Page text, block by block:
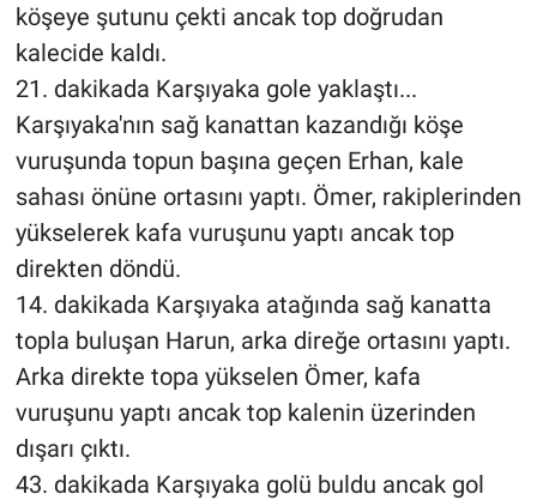
köşeye şutunu çekti ancak top doğrudan
kalecide kaldı.
21. dakikada Karşıyaka gole yaklaştı...
Karşıyaka'nın sağ kanattan kazandığı köşe
vuruşunda topun başına geçen Erhan, kale
sahası önüne ortasını yaptı. Ömer, rakiplerinden
yükselerek kafa vuruşunu yaptı ancak top
direkten döndü.
14. dakikada Karşıyaka atağında sağ kanatta
topla buluşan Harun, arka direğe ortasını yaptı.
Arka direkte topa yükselen Ömer, kafa
vuruşunu yaptı ancak top kalenin üzerinden
dışarı çıktı.
43. dakikada Karşıyaka golü buldu ancak gol